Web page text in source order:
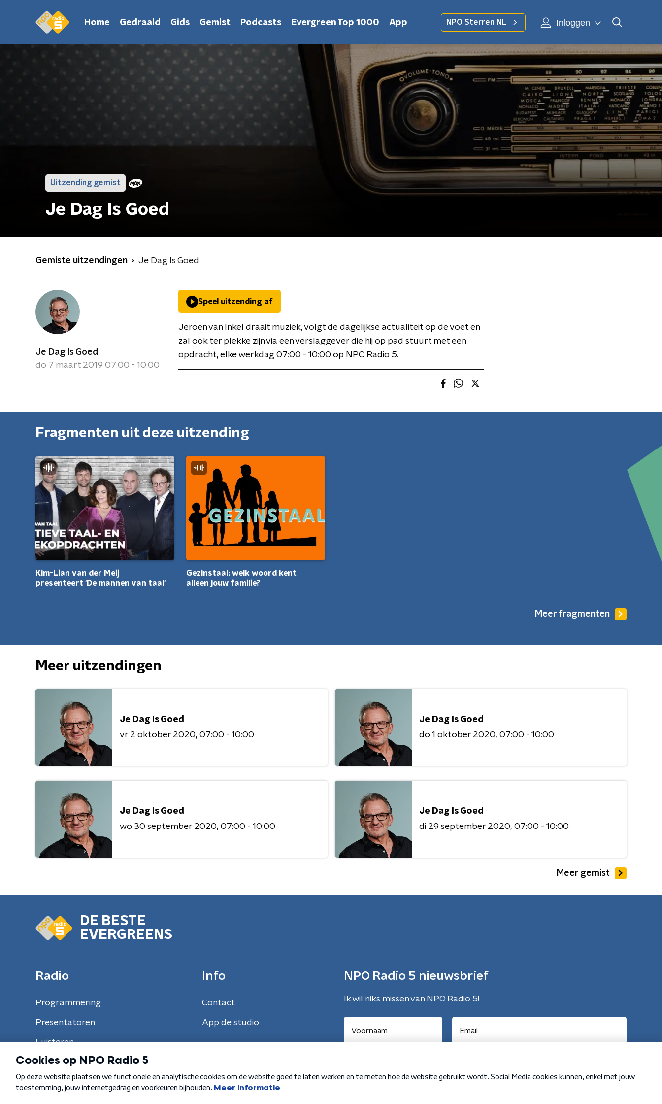
Home Gedraaid Gids Gemist Podcasts Evergreen Top 1000 App NPO Sterren NL Inloggen
Uitzending gemist
Je Dag Is Goed
Gemiste uitzendingen Je Dag Is Goed
Je Dag Is Goed
do 7 maart 2019 07:00 - 10:00
Speel uitzending af
Jeroen van Inkel draait muziek, volgt de dagelijkse actualiteit op de voet en
zal ook ter plekke zijn via een verslaggever die hij op pad stuurt met een
opdracht, elke werkdag 07:00 - 10:00 op NPO Radio 5.
Fragmenten uit deze uitzending
Kim-Lian van der Meij
presenteert 'De mannen van taal'
Gezinstaal: welk woord kent
alleen jouw familie?
Meer fragmenten
Meer uitzendingen
Je Dag Is Goed
vr 2 oktober 2020 07:00 - 10:00
Je Dag Is Goed
do 1 oktober 2020 07:00 - 10:00
Je Dag Is Goed
wo 30 september 2020 07:00 - 10:00
Je Dag Is Goed
di 29 september 2020 07:00 - 10:00
Meer gemist
DE BESTE
EVERGREENS
Radio
Programmering
Presentatoren
Luisteren
Info
Contact
App de studio
NPO Radio 5 nieuwsbrief
Ik wil niks missen van NPO Radio 5!
Algemene voorwaarden Privacybeleid